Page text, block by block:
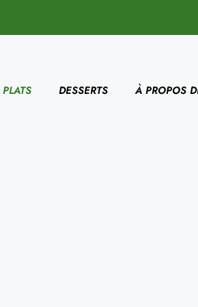
PLATS DESSERTS À PROPOS